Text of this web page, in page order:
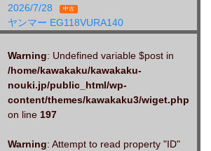
2026/7/28
中古
ヤンマー EG118VURA140
Warning: Undefined variable $post in
/home/kawakaku/kawakaku-
nouki.jp/public_html/wp-
content/themes/kawakaku3/wiget.php
on line 197
Warning: Attempt to read property "ID"